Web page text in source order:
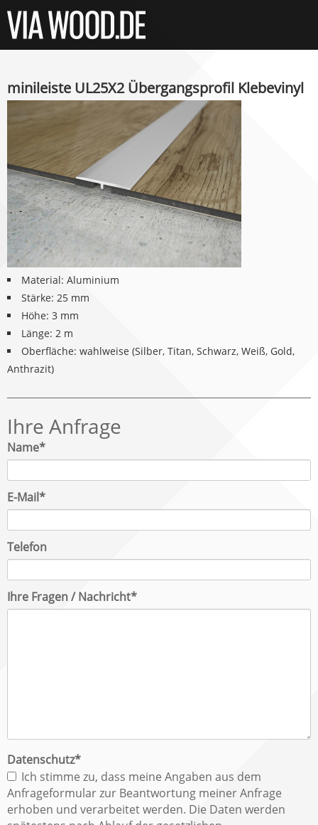
minileiste UL25X2 Übergangsprofil Klebevinyl
Material: Aluminium
Stärke: 25 mm
Höhe: 3 mm
Länge: 2 m
Oberfläche: wahlweise (Silber, Titan, Schwarz, Weiß, Gold,
Anthrazit)
Ihre Anfrage
Pflichtfeld
Name*
Pflichtfeld
E-Mail*
Telefon
Pflichtfeld
Ihre Fragen / Nachricht*
Pflichtfeld
Datenschutz*
Ich stimme zu, dass meine Angaben aus dem
Anfrageformular zur Beantwortung meiner Anfrage
erhoben und verarbeitet werden. Die Daten werden